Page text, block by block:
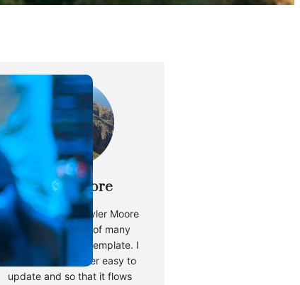
Tyler Moore
Hello, my name is Tyler Moore
and with the help of many
people I made this template. I
made it so it is super easy to
update and so that it flows